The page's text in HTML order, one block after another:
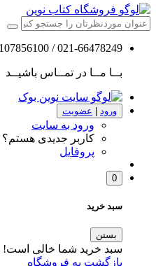
021-66478249 / 09107856100
بــا مــا در تمــاس باشیــد
ورود عضویت
ورود به سایت
کاربر جدیدی هستم؟
پروفایل
0
سبد خرید
بستن
سبد خرید شما خالی است!
بازگشت به فروشگاه